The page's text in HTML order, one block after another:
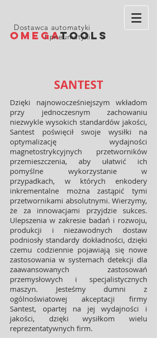
OMEGATOOLS
Dostawca automatyki
i pneumatyki
SANTEST
Dzięki najnowocześniejszym wkładom
przy jednoczesnym zachowaniu
niezwykle wysokich standardów jakości,
Santest poświęcił swoje wysiłki na
optymalizację wydajności
magnetostrykcyjnych przetworników
przemieszczenia, aby ułatwić ich
pomyślne wykorzystanie w
przypadkach, w których enkodery
inkrementalne można zastąpić tymi
przetwornikami absolutnymi. Wierzymy,
że za innowacjami przyjdzie sukces.
Ulepszenia w zakresie badań i rozwoju,
produkcji i niezawodnych dostaw
podniosły standardy dokładności, dzięki
czemu codziennie pojawiają się nowe
zastosowania w systemach detekcji dla
zaawansowanych zastosowań
przemysłowych i specjalistycznych
maszyn. Jesteśmy dumni z
ogólnoświatowej akceptacji firmy
Santest, opartej na jej wydajności i
jakości, dzięki wysiłkom wielu
reprezentatywnych firm.